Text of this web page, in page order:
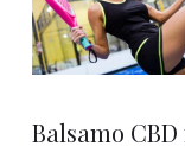
Balsamo